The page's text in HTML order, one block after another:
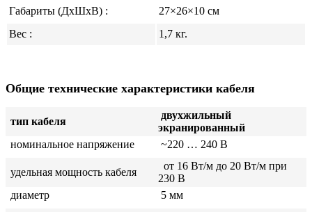
Габариты (ДхШхВ) :
27×26×10 см
Вес :
1,7 кг.
Общие технические характеристики кабеля
тип кабеля
двухжильный
экранированный
номинальное напряжение
~220 … 240 В
удельная мощность кабеля
от 16 Вт/м до 20 Вт/м при
230 В
диаметр
5 мм